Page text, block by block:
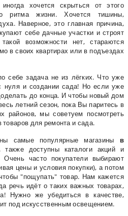
хочется скрыться от этого
ритма жизни. Хочется тишины,
Наверное, это главная причина,
себе дачные участки и строят
возможности нет, стараются
в своих квартирах или в подъездах
себе задача не из лёгких. Что уже
нуля и создании сада! Но если уже
до конца. И чтобы новый дом
летний сезон, пока Вы паритесь в
районов, мы советуем посмотреть
для ремонта и сада.
самые популярные магазины в
также доступны каталоги акций и
Очень часто покупатели выбирают
цены и условия покупки), а потом
"пощупать" товар. Нам кажется
речь идёт о таких важных товарах,
Нужно же убедиться в качестве,
под искусственным освещением.